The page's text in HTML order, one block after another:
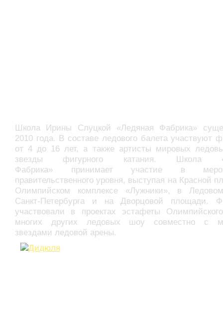
Школа Ирины Слуцкой «Ледяная Фабрика»
2010 года. В составе ледового балета участвуют
от 4 до 16 лет, а также артисты мировых
звезды фигурного катания. Школа
Фабрика» принимает участие в
правительственного уровня, выступая на Красной
Олимпийском комплексе «Лужники», в
Санкт-Петербурга и на Дворцовой площади.
участвовали в проектах эстафеты
многих других ледовых шоу совместно с
звездами ледовой арены.